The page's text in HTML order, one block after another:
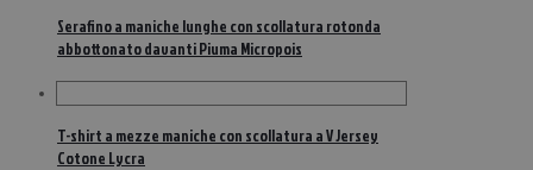
Serafino a maniche lunghe con scollatura rotonda
abbottonato davanti Piuma Micropois
T-shirt a mezze maniche con scollatura a V Jersey
Cotone Lycra